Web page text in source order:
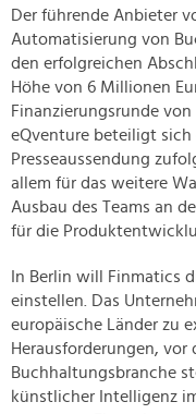
Der führende Anbieter
Automatisierung von
den erfolgreichen
Höhe von 6 Millionen
Finanzierungsrunde
eQventure beteiligt sich
Presseaussendung
allem für das weitere
Ausbau des Teams an
für die
In Berlin will Finmatics
einstellen. Das
europäische Länder zu
Herausforderungen, vor
Buchhaltungsbranche
künstlicher Intelligenz